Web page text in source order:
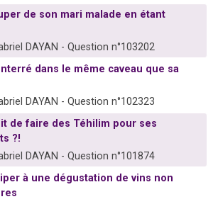
de son mari malade en étant
DAYAN - Question n°103202
dans le même caveau que sa
DAYAN - Question n°102323
de faire des Téhilim pour ses
?!
DAYAN - Question n°101874
à une dégustation de vins non